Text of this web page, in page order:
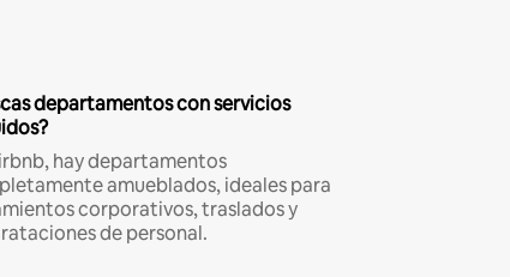
departamentos con servicios
hay departamentos
amueblados, ideales para
corporativos, traslados y
de personal.